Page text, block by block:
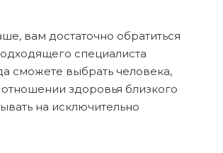
вам достаточно обратиться
специалиста
сможете выбрать человека,
здоровья близкого
на исключительно